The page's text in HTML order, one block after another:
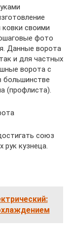
своими
фото
Данные ворота
и для частных
ворота с
большинстве
(профлиста).
союз
рук кузнеца.